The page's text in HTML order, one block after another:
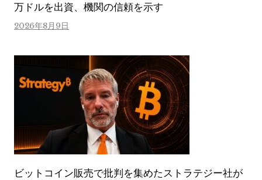
万ドルを出資、機関の信頼を示す
2026年8月9日
ビットコイン販売で批判を集めたストラテジー社が